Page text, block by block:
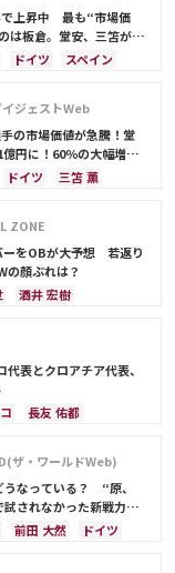
韓国
田中 碧
ツ
スペイン
ウルグアイ
カナダ
視来
守田 英正
ル
イラン
ン
谷 晃生
建英
酒井 宏樹
で上昇中 最も“市場価
は板倉。堂安、三笘が続
ドイツ
スペイン
田 英正
遠藤 航
日本代表
ジェストWeb
の市場価値が急騰！堂
円に！60％の大幅増
？ドイツ
三笘 薫
地
前田 大然
ZONE
ーをOBが大予想 若返り
の顔ぶれは？
酒井 宏樹
エル
大迫 勇也
ダ
佑都
吉田 麻也
薫
田中 碧
律
伊藤 洋輝
表とクロアチア代表、
長友 佑都
南野 拓実
アクラフ・ハキミ
日本代表
林 大地
律
前田 大然
ザ・ワールドWeb)
うなっている？ “原、
されなかった新戦力へ
前田 大然
ドイツ